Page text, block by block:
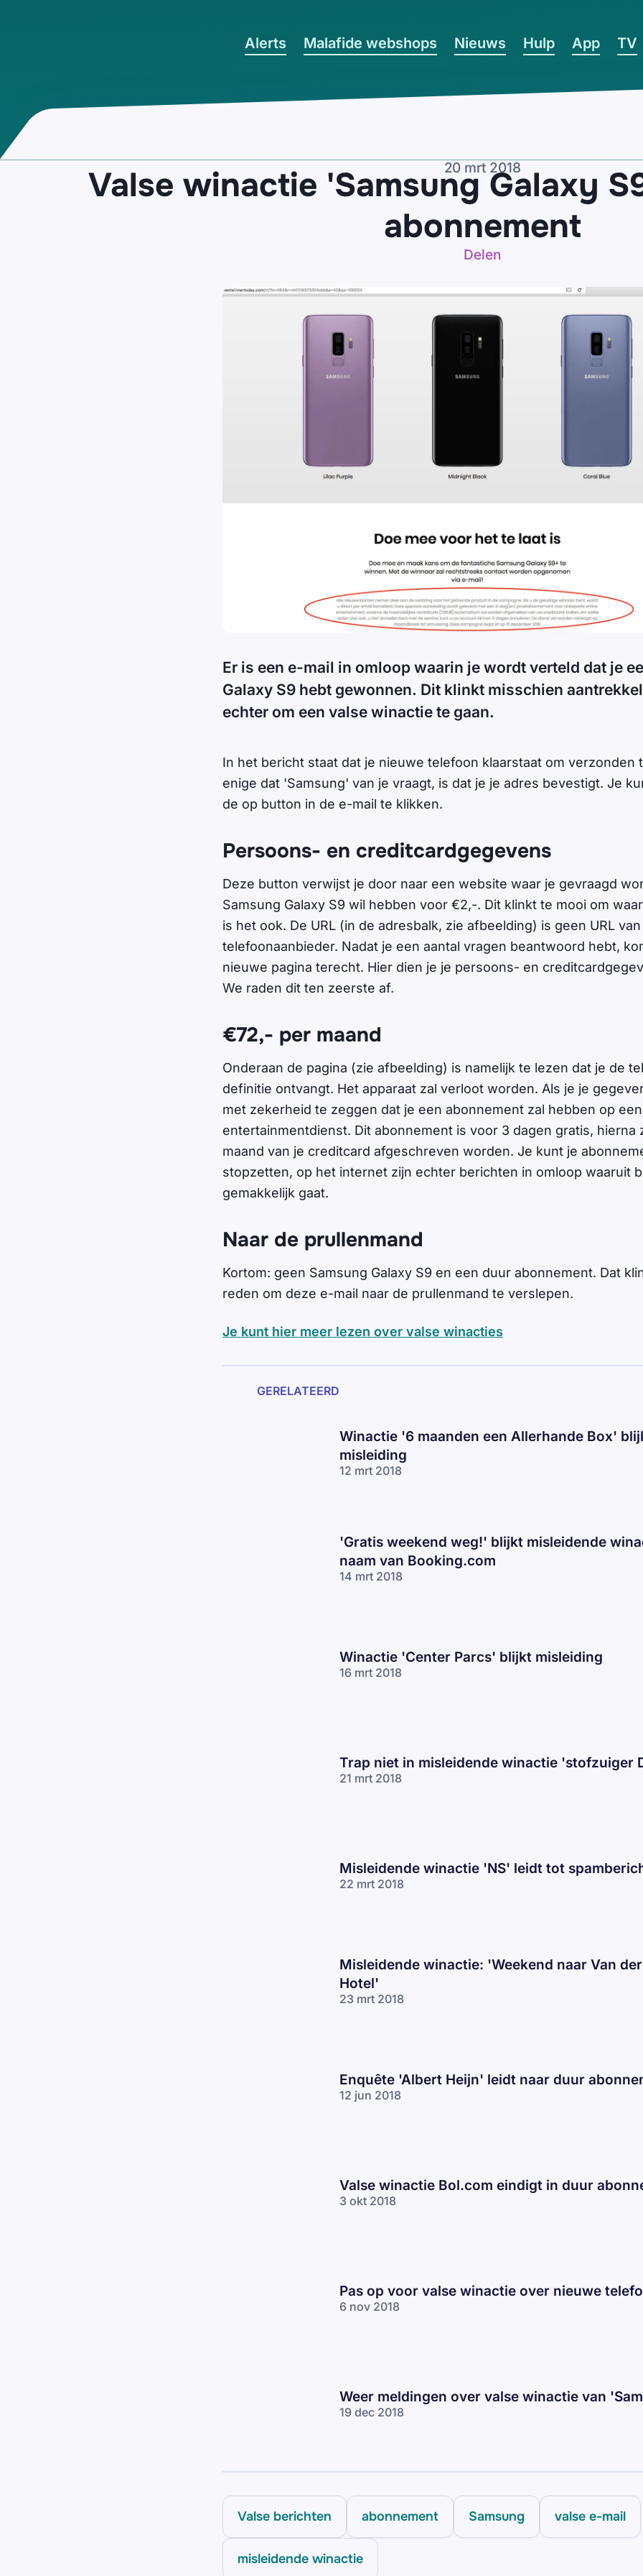
Alerts Malafide webshops Nieuws Hulp App TV
20 mrt 2018
Valse winactie 'Samsung Galaxy
abonnement
Delen
Er is een e-mail in omloop waarin je wordt verteld dat je
Galaxy S9 hebt gewonnen. Dit klinkt misschien
echter om een valse winactie te gaan.
In het bericht staat dat je nieuwe telefoon klaarstaat om verzonden
enige dat 'Samsung' van je vraagt, is dat je je adres bevestigt. Je
de op button in de e-mail te klikken.
Persoons- en creditcardgegevens
Deze button verwijst je door naar een website waar je gevraagd
Samsung Galaxy S9 wil hebben voor €2,-. Dit klinkt te mooi om
is het ook. De URL (in de adresbalk, zie afbeelding) is geen URL
telefoonaanbieder. Nadat je een aantal vragen beantwoord hebt,
nieuwe pagina terecht. Hier dien je je persoons- en
We raden dit ten zeerste af.
€72,- per maand
Onderaan de pagina (zie afbeelding) is namelijk te lezen dat je de
definitie ontvangt. Het apparaat zal verloot worden. Als je je
met zekerheid te zeggen dat je een abonnement zal hebben op
entertainmentdienst. Dit abonnement is voor 3 dagen gratis, hierna
maand van je creditcard afgeschreven worden. Je kunt je
stopzetten, op het internet zijn echter berichten in omloop waaruit
gemakkelijk gaat.
Naar de prullenmand
Kortom: geen Samsung Galaxy S9 en een duur abonnement. Dat
reden om deze e-mail naar de prullenmand te verslepen.
Je kunt hier meer lezen over valse winacties
GERELATEERD
Winactie '6 maanden een Allerhande Box'
misleiding
12 mrt 2018
'Gratis weekend weg!' blijkt misleidende
naam van Booking.com
14 mrt 2018
Winactie 'Center Parcs' blijkt misleiding
16 mrt 2018
Trap niet in misleidende winactie 'stofzuiger
21 mrt 2018
Misleidende winactie 'NS' leidt tot
22 mrt 2018
Misleidende winactie: 'Weekend naar Van
Hotel'
23 mrt 2018
Enquête 'Albert Heijn' leidt naar duur
12 jun 2018
Valse winactie Bol.com eindigt in duur
3 okt 2018
Pas op voor valse winactie over nieuwe
6 nov 2018
Weer meldingen over valse winactie van
19 dec 2018
Valse berichten abonnement Samsung valse e-mail
misleidende winactie